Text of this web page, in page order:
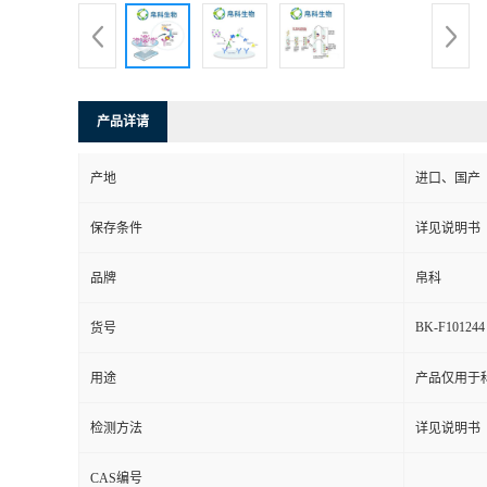
产品详请
产地 进口、国产
保存条件 详见说明书
品牌 帛科
货号 BK-F101244
用途 产品仅用于
检测方法 详见说明书
CAS编号